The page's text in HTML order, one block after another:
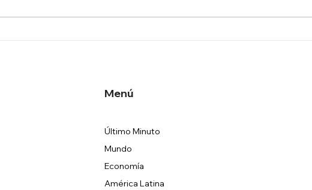
Último Minuto
Mundo
Economía
América Latina
Menú